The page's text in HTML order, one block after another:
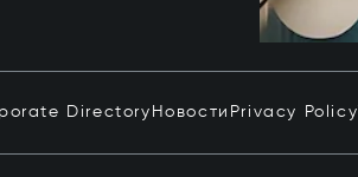
Directory Новости Privacy Policy